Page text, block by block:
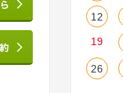
12
19
26